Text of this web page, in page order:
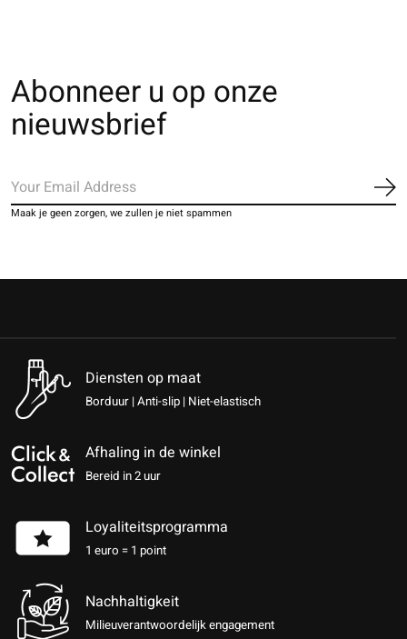
Abonneer u op onze
nieuwsbrief
Maak je geen zorgen, we zullen je niet spammen
Diensten op maat
Borduur | Anti-slip | Niet-elastisch
Afhaling in de winkel
Bereid in 2 uur
Loyaliteitsprogramma
1 euro = 1 point
Nachhaltigkeit
Milieuverantwoordelijk engagement